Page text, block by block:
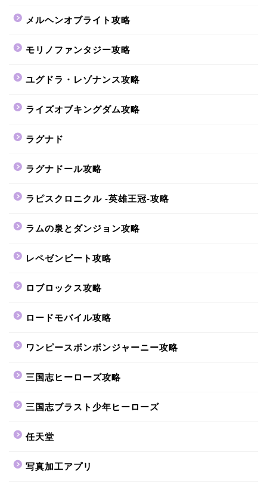
メルヘンオブライト攻略
モリノファンタジー攻略
ユグドラ・レゾナンス攻略
ライズオブキングダム攻略
ラグナド
ラグナドール攻略
ラピスクロニクル -英雄王冠-攻略
ラムの泉とダンジョン攻略
レペゼンビート攻略
ロブロックス攻略
ロードモバイル攻略
ワンピースボンボンジャーニー攻略
三国志ヒーローズ攻略
三国志ブラスト少年ヒーローズ
任天堂
写真加工アプリ